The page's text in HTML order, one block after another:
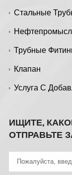
Стальные
Трубные
Клапан
Услуга С
ИЩИТЕ,
ОТПРАВЬТЕ